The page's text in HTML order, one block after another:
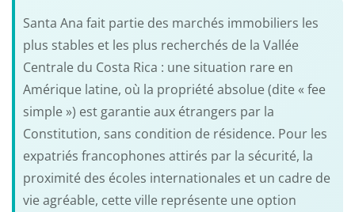
Santa Ana fait partie des marchés immobiliers les
plus stables et les plus recherchés de la Vallée
Centrale du Costa Rica : une situation rare en
Amérique latine, où la propriété absolue (dite « fee
simple ») est garantie aux étrangers par la
Constitution, sans condition de résidence. Pour les
expatriés francophones attirés par la sécurité, la
proximité des écoles internationales et un cadre de
vie agréable, cette ville représente une option